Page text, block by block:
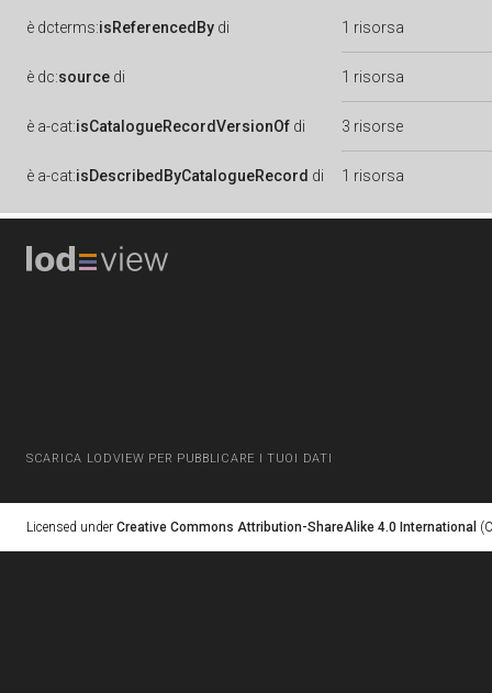
è dcterms:isReferencedBy di 1 risorsa
è dc:source di 1 risorsa
è a-cat:isCatalogueRecordVersionOf di 3 risorse
è a-cat:isDescribedByCatalogueRecord di 1 risorsa
SCARICA LODVIEW PER PUBBLICARE I TUOI DATI
Licensed under Creative Commons Attribution-ShareAlike 4.0 International